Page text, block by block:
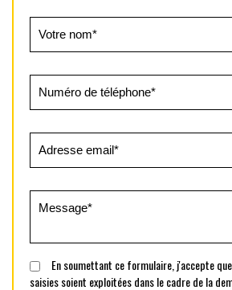
En soumettant ce formulaire, j'accepte
saisies soient exploitées dans le cadre de la